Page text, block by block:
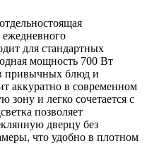
ежедневного
для стандартных
мощность 700 Вт
привычных блюд и
аккуратно в современном
зону и легко сочетается с
позволяет
дверцу без
что удобно в плотном